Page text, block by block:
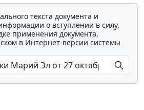
текста документа и
о вступлении в силу,
применения документа,
в Интернет-версии системы